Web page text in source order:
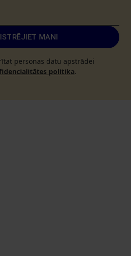
MANI
personas datu apstrādei
politika.